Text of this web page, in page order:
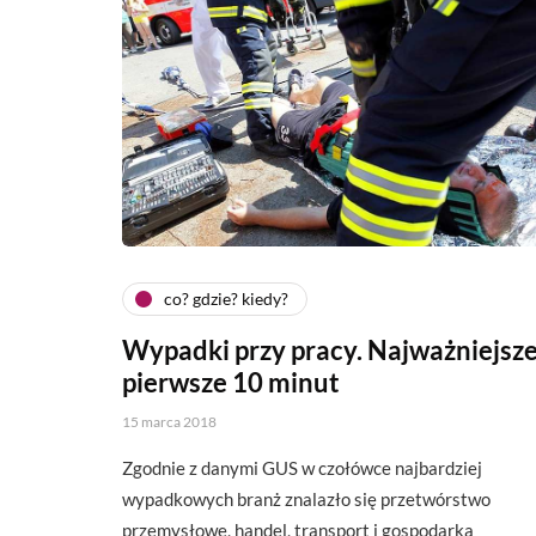
co? gdzie? kiedy?
Wypadki przy pracy.
pierwsze 10 minut
15 marca 2018
Zgodnie z danymi GUS w czołówce najbardziej
wypadkowych branż znalazło się przetwórstwo
przemysłowe, handel, transport i gospodarka